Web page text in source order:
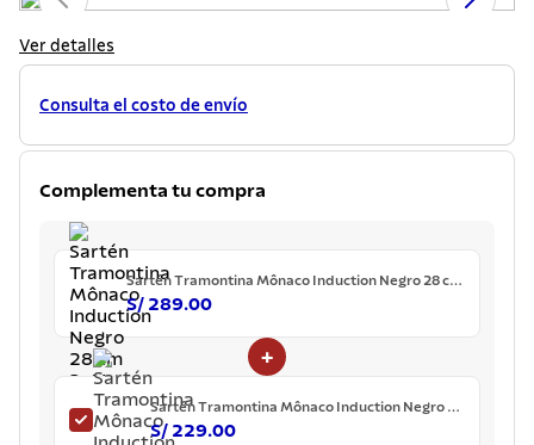
Ver detalles
Consulta el costo de envío
Complementa tu compra
Sartén Tramontina Mônaco Induction Negro 28 cm
2.4 L
S/ 289.00
+
Sartén Tramontina Mônaco Induction Negro 24
cm
S/ 229.00
cuchillos
4.
cubiertos
5
juego ollas
lavadero
grano
cuchillo
tetera